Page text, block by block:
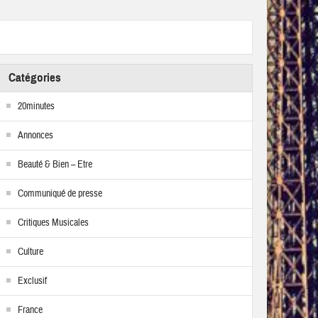
Catégories
20minutes
Annonces
Beauté & Bien – Etre
Communiqué de presse
Critiques Musicales
Culture
Exclusif
France